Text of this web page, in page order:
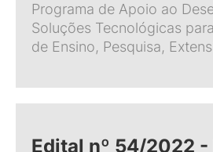
Programa de Apoio ao
Soluções Tecnológicas
de Ensino, Pesquisa,
Edital nº 54/2022 -